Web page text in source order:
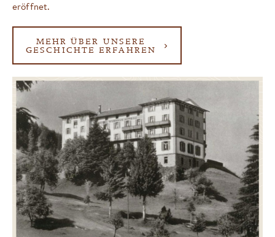
eröffnet.
MEHR ÜBER UNSERE
GESCHICHTE ERFAHREN